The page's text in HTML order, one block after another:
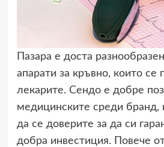
Пазара е доста
апарати за кръвно, които се
лекарите. Сендо е добре
медицинските среди бранд,
да се доверите за да си
добра инвестиция. Повече